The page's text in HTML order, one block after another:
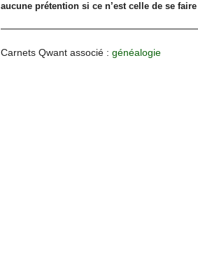
aucune prétention si ce n’est celle de se
Carnets Qwant associé : généalogie